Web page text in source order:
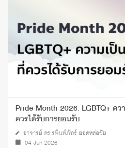
Pride Month 2026: LGBTQ+ ค
ควรได้รับการยอมรับ
อาจารย์ ดร.รพินท์ภัทร์ ยอดหล่อชัย
04 Jun 2026